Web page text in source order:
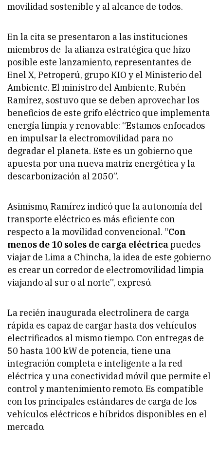
movilidad sostenible y al alcance de todos.
En la cita se presentaron a las instituciones
miembros de la alianza estratégica que hizo
posible este lanzamiento, representantes de
Enel X, Petroperú, grupo KIO y el Ministerio del
Ambiente. El ministro del Ambiente, Rubén
Ramírez, sostuvo que se deben aprovechar los
beneficios de este grifo eléctrico que implementa
energía limpia y renovable: “Estamos enfocados
en impulsar la electromovilidad para no
degradar el planeta. Este es un gobierno que
apuesta por una nueva matriz energética y la
descarbonización al 2050”.
Asimismo, Ramírez indicó que la autonomía del
transporte eléctrico es más eficiente con
respecto a la movilidad convencional. “Con
menos de 10 soles de carga eléctricapuedes
viajar de Lima a Chincha, la idea de este gobierno
es crear un corredor de electromovilidad limpia
viajando al sur o al norte”, expresó.
La recién inaugurada electrolinera de carga
rápida es capaz de cargar hasta dos vehículos
electrificados al mismo tiempo. Con entregas de
50 hasta 100 kW de potencia, tiene una
integración completa e inteligente a la red
eléctrica y una conectividad móvil que permite el
control y mantenimiento remoto. Es compatible
con los principales estándares de carga de los
vehículos eléctricos e híbridos disponibles en el
mercado.